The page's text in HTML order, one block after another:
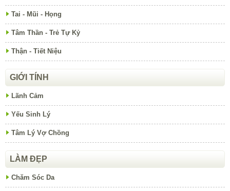
Tai - Mũi - Họng
Tâm Thần - Trẻ Tự Kỷ
Thận - Tiết Niệu
GIỚI TÍNH
Lãnh Cảm
Yếu Sinh Lý
Tâm Lý Vợ Chồng
LÀM ĐẸP
Chăm Sóc Da